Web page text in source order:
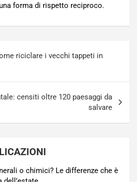
forma di rispetto reciproco.
riciclare i vecchi tappeti in
censiti oltre 120 paesaggi da
salvare
o chimici? Le differenze che è